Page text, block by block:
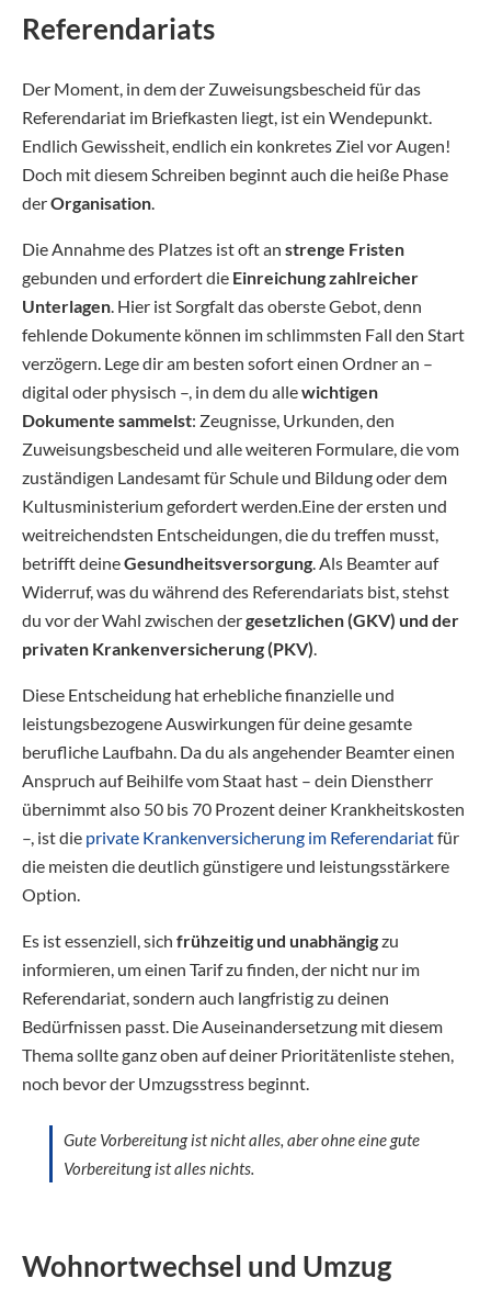
Referendariats
Der Moment, in dem der Zuweisungsbescheid für das
Referendariat im Briefkasten liegt, ist ein Wendepunkt.
Endlich Gewissheit, endlich ein konkretes Ziel vor Augen!
Doch mit diesem Schreiben beginnt auch die heiße Phase
derOrganisation.
Die Annahme des Platzes ist oft an strenge Fristen
gebunden und erfordert die Einreichung zahlreicher
Unterlagen. Hier ist Sorgfalt das oberste Gebot, denn
fehlende Dokumente können im schlimmsten Fall den Start
verzögern. Lege dir am besten sofort einen Ordner an –
digital oder physisch –, in dem du allewichtigen
Dokumente sammelst: Zeugnisse, Urkunden, den
Zuweisungsbescheid und alle weiteren Formulare, die vom
zuständigen Landesamt für Schule und Bildung oder dem
Kultusministerium gefordert werden.Eine der ersten und
weitreichendsten Entscheidungen, die du treffen musst,
betrifft deineGesundheitsversorgung. Als Beamter auf
Widerruf, was du während des Referendariats bist, stehst
du vor der Wahl zwischen dergesetzlichen (GKV) und der
privaten Krankenversicherung (PKV).
Diese Entscheidung hat erhebliche finanzielle und
leistungsbezogene Auswirkungen für deine gesamte
berufliche Laufbahn. Da du als angehender Beamter einen
Anspruch auf Beihilfe vom Staat hast – dein Dienstherr
übernimmt also 50 bis 70 Prozent deiner Krankheitskosten
–, ist die private Krankenversicherung im Referendariatfür
die meisten die deutlich günstigere und leistungsstärkere
Option.
Es ist essenziell, sich frühzeitig und unabhängigzu
informieren, um einen Tarif zu finden, der nicht nur im
Referendariat, sondern auch langfristig zu deinen
Bedürfnissen passt. Die Auseinandersetzung mit diesem
Thema sollte ganz oben auf deiner Prioritätenliste stehen,
noch bevor der Umzugsstress beginnt.
Gute Vorbereitung ist nicht alles, aber ohne eine gute
Vorbereitung ist alles nichts.
Wohnortwechsel und Umzug